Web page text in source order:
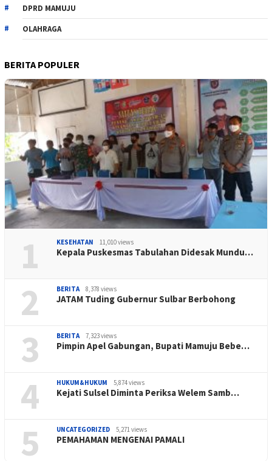
DPRD MAMUJU
OLAHRAGA
BERITA POPULER
1 KESEHATAN 11,010 views
Kepala Puskesmas Tabulahan Didesak Mundu…
2 BERITA 8,378 views
JATAM Tuding Gubernur Sulbar Berbohong
3 BERITA 7,323 views
Pimpin Apel Gabungan, Bupati Mamuju Bebe…
4 HUKUM&HUKUM 5,874 views
Kejati Sulsel Diminta Periksa Welem Samb…
5 UNCATEGORIZED 5,271 views
PEMAHAMAN MENGENAI PAMALI